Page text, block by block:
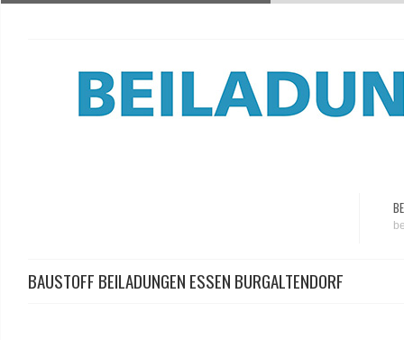
BAUSTOFF BEILADUNGEN ESSEN BURGALTENDORF